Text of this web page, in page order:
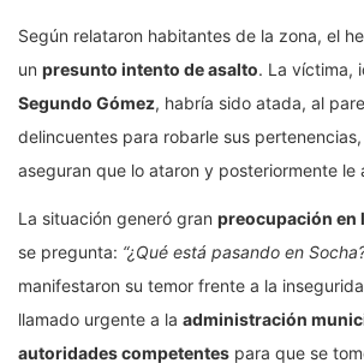
Según relataron habitantes de la zona, el
un presunto intento de asalto. La víctima,
Segundo Gómez, habría sido atada, al
delincuentes para robarle sus
aseguran que lo ataron y posteriormente le
La situación generó gran preocupación en
se pregunta: “¿Qué está pasando en
manifestaron su temor frente a la
llamado urgente a la administración
autoridades competentes para que se